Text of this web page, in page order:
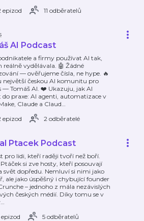
epizod
11 odběratelů
AI Podcast
a firmy používat AI tak,
reálně vydělávala. 🤖 Žádné
— ověřujeme čísla, ne hype. 🔥
největší českou AI komunitu pro
— Tomáš AI. ❤️ Ukazuju, jak AI
do praxe: AI agenti, automatizace v
Claude a Claud…
epizod
2 odběratelé
Ptacek Podcast
pro lidi, kteří raději tvoří než boří.
si zve hosty, kteří posouvají
svět dopředu. Nemluví si nimi jako
ale jako úspěšný i chybující founder
– jednoho z mála nezávislých
českých médií. Díky tomu se v
…
epizod
5 odběratelů